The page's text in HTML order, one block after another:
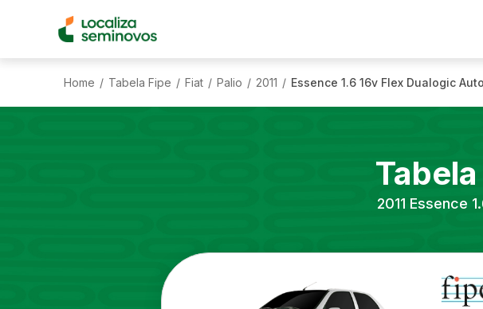
Home / Tabela Fipe / Fiat / Palio / 2011 / Essence 1.6 16v Flex Dualogic
2011 Essence